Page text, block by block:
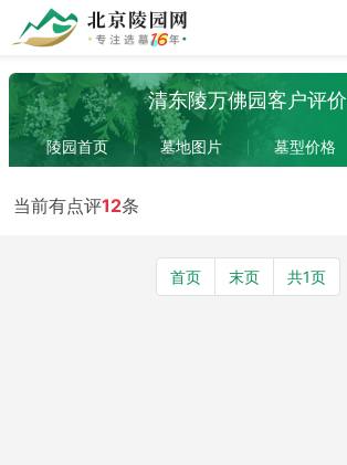
清东陵万佛园客户评价
陵园首页 墓地图片 墓型价格
当前有点评12条
首页 末页 共1页